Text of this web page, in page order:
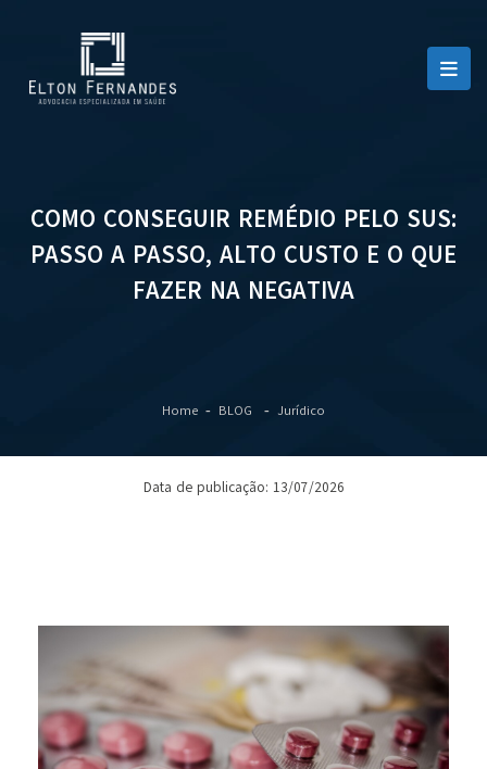
COMO CONSEGUIR REMÉDIO PELO SUS:
PASSO A PASSO, ALTO CUSTO E O QUE
FAZER NA NEGATIVA
Home BLOG Jurídico
Data de publicação: 13/07/2026